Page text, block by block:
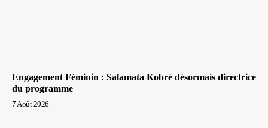
Engagement Féminin : Salamata Kobré désormais directrice
du programme
7 Août 2026